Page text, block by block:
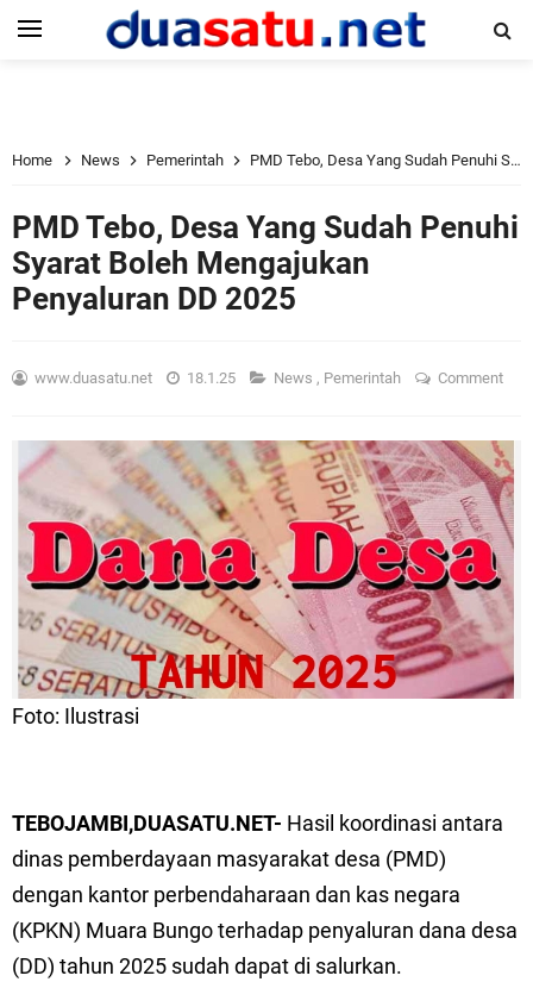
Home News Pemerintah PMD Tebo, Desa Yang Sudah Penuhi Syarat Boleh Mengajukan Penyaluran DD 2025
PMD Tebo, Desa Yang Sudah Penuhi
Syarat Boleh Mengajukan
Penyaluran DD 2025
www.duasatu.net 18.1.25 News , Pemerintah Comment
Foto: Ilustrasi
TEBOJAMBI,DUASATU.NET- Hasil koordinasi antara
dinas pemberdayaan masyarakat desa (PMD)
dengan kantor perbendaharaan dan kas negara
(KPKN) Muara Bungo terhadap penyaluran dana desa
(DD) tahun 2025 sudah dapat di salurkan.